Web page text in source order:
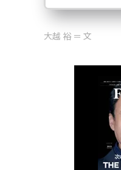
大越 裕 ＝ 文